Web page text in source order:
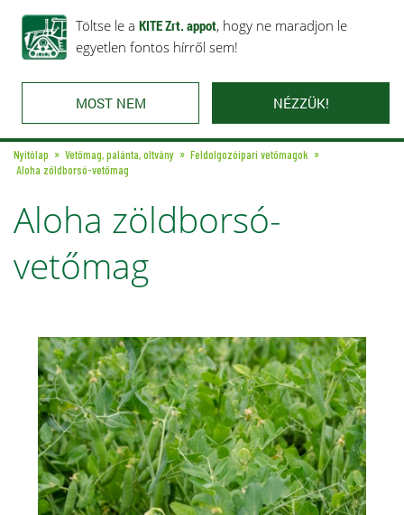
Töltse le a KITE Zrt. appot, hogy ne maradjon le
egyetlen fontos hírről sem!
MOST NEM NÉZZÜK!
Rólunk Ajánlataink Karrier Kapcsolat
Nyitólap Vetőmag, palánta, oltvány
Feldolgozóipari vetőmagok
Aloha zöldborsó-vetőmag
Aloha zöldborsó-
vetőmag